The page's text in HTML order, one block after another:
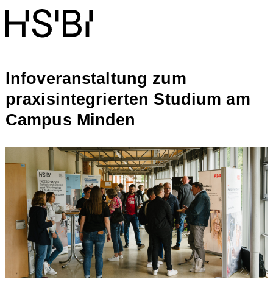
Infoveranstaltung zum
praxisintegrierten Studium am
Campus Minden